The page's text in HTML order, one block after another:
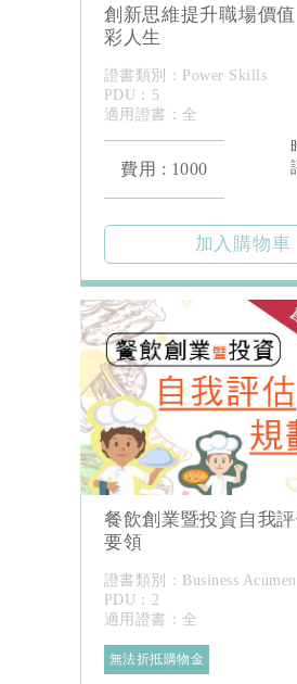
創新思維提升職場價
彩人生
證書類別：Power Skills
PDU：5
適用證書：全
費用 : 1000
餐飲創業暨投資自我
要領
證書類別：Business Acumen
PDU：2
適用證書：全
無法折抵購物金